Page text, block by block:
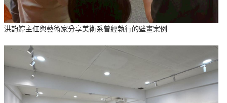
洪韵婷主任與藝術家分享美術系曾經執行的壁畫案例